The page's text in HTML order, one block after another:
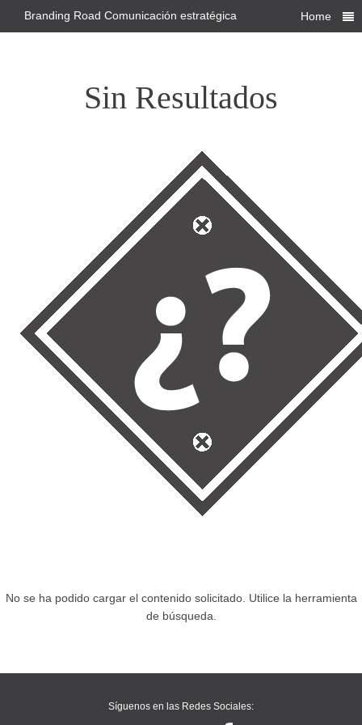
Branding Road Comunicación estratégica Home
Sin Resultados
No se ha podido cargar el contenido solicitado. Utilice la herramienta
de búsqueda.
Síguenos en las Redes Sociales: